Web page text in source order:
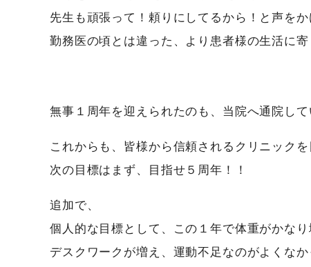
先生も頑張って！頼りにしてるから！と声を
勤務医の頃とは違った、より患者様の生活に
無事１周年を迎えられたのも、当院へ通院し
これからも、皆様から信頼されるクリニックを
次の目標はまず、目指せ５周年！！
追加で、
個人的な目標として、この１年で体重がかなり
デスクワークが増え、運動不足なのがよくなか